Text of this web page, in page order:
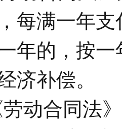
每满一年
年的，按
济补偿。
动合同法